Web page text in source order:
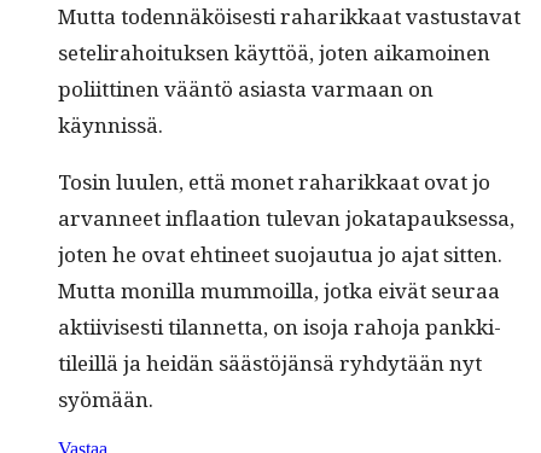
Mut­ta toden­näköis­es­ti raharikkaat vas­tus­ta­vat
setelira­hoituk­sen käyt­töä, joten aikamoinen
poli­it­ti­nen vään­tö asi­as­ta var­maan on
käynnissä.
Tosin luulen, että mon­et raharikkaat ovat jo
arvan­neet inflaa­tion tule­van jokat­a­pauk­ses­sa,
joten he ovat ehti­neet suo­jau­tua jo ajat sit­ten.
Mut­ta monil­la mum­moil­la, jot­ka eivät seu­raa
akti­ivis­es­ti tilan­net­ta, on iso­ja raho­ja pankki­
tileil­lä ja hei­dän säästöjän­sä ryhdytään nyt
syömään.
Vastaa